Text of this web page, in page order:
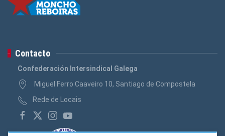
Contacto
Confederación Intersindical Galega
Miguel Ferro Caaveiro 10, Santiago de Compostela
Rede de Locais